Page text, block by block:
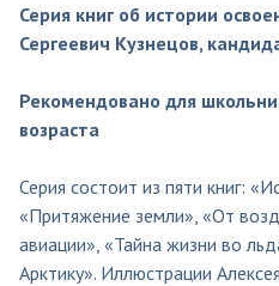
Серия книг об истории
Сергеевич Кузнецов,
Рекомендовано для
возраста
Серия состоит из пяти книг:
«Притяжение земли», «От
авиации», «Тайна жизни во
Арктику». Иллюстрации